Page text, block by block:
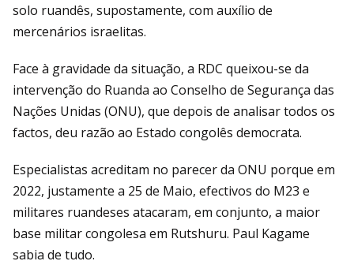
solo ruandês, supostamente, com auxílio de
mercenários israelitas.
Face à gravidade da situação, a RDC queixou-se da
intervenção do Ruanda ao Conselho de Segurança das
Nações Unidas (ONU), que depois de analisar todos os
factos, deu razão ao Estado congolês democrata.
Especialistas acreditam no parecer da ONU porque em
2022, justamente a 25 de Maio, efectivos do M23 e
militares ruandeses atacaram, em conjunto, a maior
base militar congolesa em Rutshuru. Paul Kagame
sabia de tudo.